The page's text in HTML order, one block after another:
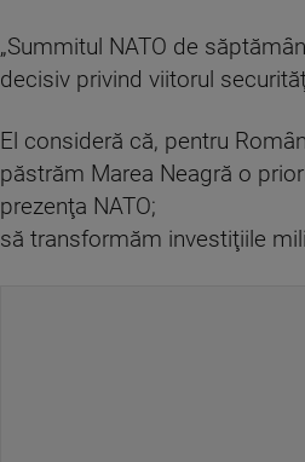
„Summitul NATO de
decisiv privind viitorul
El consideră că, pentru
păstrăm Marea Neagră o
prezenţa NATO;
să transformăm investiţiile